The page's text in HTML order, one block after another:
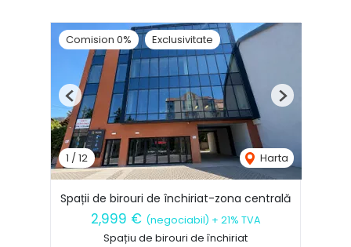
Comision 0% Exclusivitate
1 / 12 Harta
Previous Next
Spații de birouri de închiriat-zona centrală
2,999 € (negociabil) + 21% TVA
Spațiu de birouri de închiriat